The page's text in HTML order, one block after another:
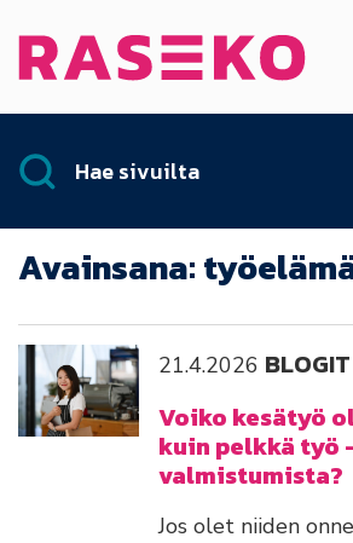
Etusivu
Hae sivuilta
Avainsana:
21.4.2026 BLOGIT
Voiko kesätyö
kuin pelkkä työ
valmistumista?
Jos olet niiden